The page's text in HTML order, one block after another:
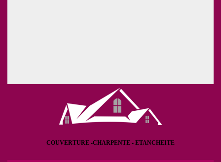
COUVERTURE -CHARPENTE - ETANCHEITE